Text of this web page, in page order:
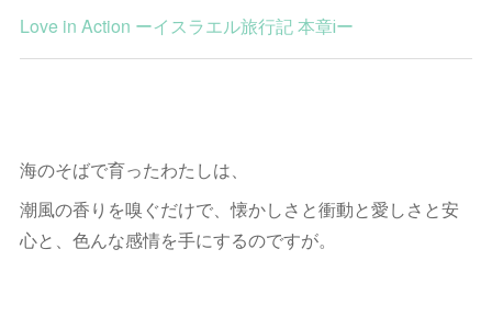
Love in Action ーイスラエル旅行記 本章ⅰー
海のそばで育ったわたしは、
潮風の香りを嗅ぐだけで、懐かしさと衝動と愛しさと安
心と、色んな感情を手にするのですが。